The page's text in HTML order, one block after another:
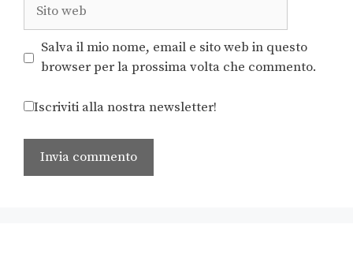
Salva il mio nome, email e sito web in questo
browser per la prossima volta che commento.
Iscriviti alla nostra newsletter!